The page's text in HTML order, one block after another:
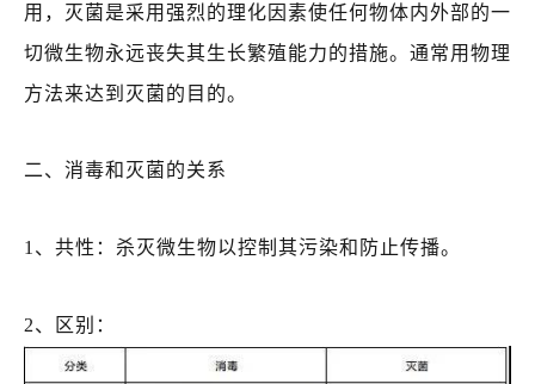
用，灭菌是采用强烈的理化因素使任何物体内外部的一
切微生物永远丧失其生长繁殖能力的措施。通常用物理
方法来达到灭菌的目的。
二、消毒和灭菌的关系
1、共性：杀灭微生物以控制其污染和防止传播。
2、区别：